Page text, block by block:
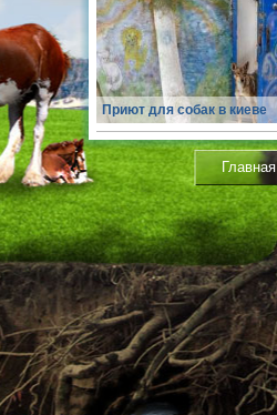
Приют для собак в киеве
Главная